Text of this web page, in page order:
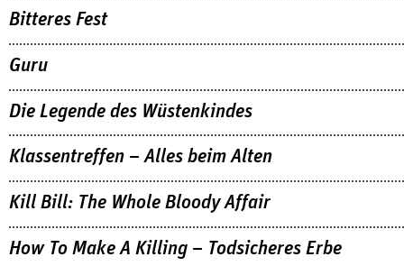
Bitteres Fest
Guru
Die Legende des Wüstenkindes
Klassentreffen – Alles beim Alten
Kill Bill: The Whole Bloody Affair
How To Make A Killing – Todsicheres Erbe